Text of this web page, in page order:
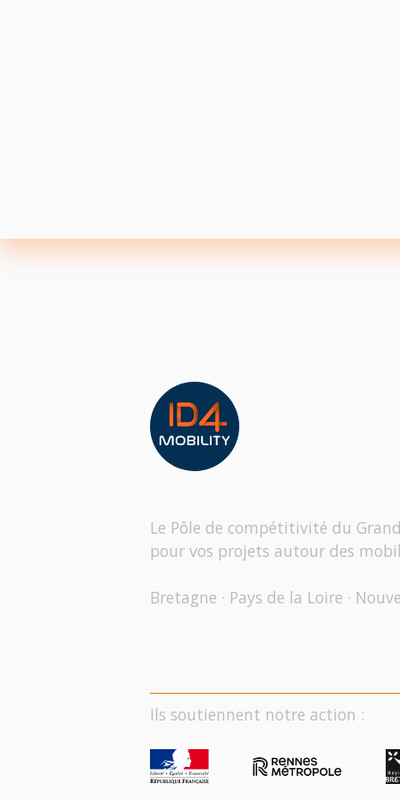
Le Pôle de compétitivité du
pour vos projets autour des
Bretagne · Pays de la Loire ·
Ils soutiennent notre action :